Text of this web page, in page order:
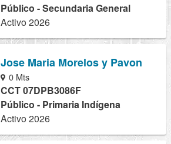
Público - Secundaria General
Activo 2026
Jose Maria Morelos y Pavon
0 Mts
CCT 07DPB3086F
Público - Primaria Indígena
Activo 2026